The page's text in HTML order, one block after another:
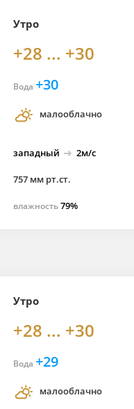
Утро
+28 ... +30
Вода +30
малооблачно
западный 2м/с
757 мм рт.ст.
влажность79%
Утро
+28 ... +30
Вода +29
малооблачно